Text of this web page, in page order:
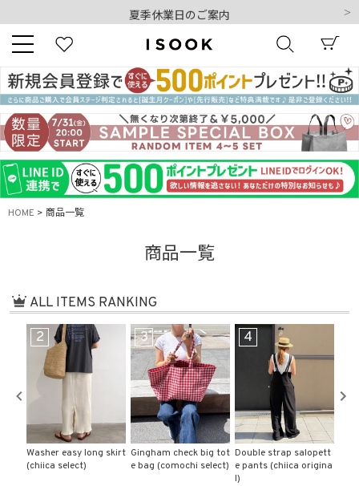
夏季休業日のご案内
10,000円以上ご購入で送料無料
新規会員登録でもれなく500ポイントプレゼント
夏季休業日のご案内
令和8年熊本地震の影響によるお荷物のお届けについて
キーワード
商品番号
新着 再入荷 SALE
商品タイプ
ORIGINAL HIT ITEM
HOME 商品一覧
商品一覧
ALL ITEMS RANKING
2
Washer easy long skirt
(chiica select)
3
Gingham check big tot
e bag (comochi select)
4
Double strap salopett
e pants (chiica origina
l)